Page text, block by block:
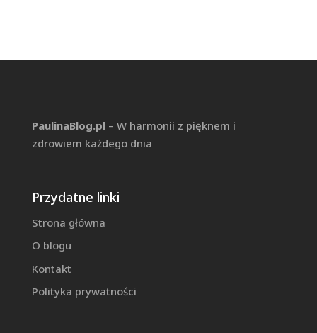
PaulinaBlog.pl– W harmonii z pięknem i
zdrowiem każdego dnia
Przydatne linki
Strona główna
O blogu
Kontakt
Polityka prywatności